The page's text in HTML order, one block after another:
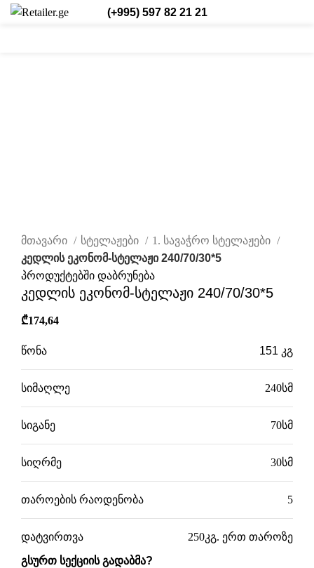
(+995) 597 82 21 21
მთავარი
სტელაჟები
1. სავაჭრო სტელაჟები
კედლის ეკონომ-სტელაჟი 240/70/30*5
პროდუქტებში დაბრუნება
კედლის ეკონომ-სტელაჟი 240/70/30*5
₾174,64
წონა 151 კგ
სიმაღლე 240სმ
სიგანე 70სმ
სიღრმე 30სმ
თაროების რაოდენობა 5
დატვირთვა
250კგ. ერთ თაროზე
გსურთ სექციის გადაბმა?